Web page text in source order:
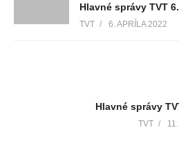
Hlavné správy TVT
TVT 6. APRÍLA 2022
Hlavné správy
TVT